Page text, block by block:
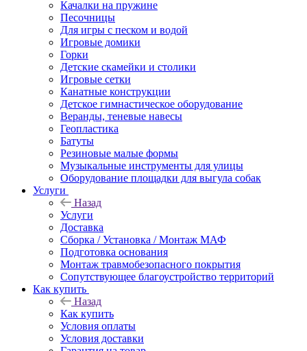
Качалки на пружине
Песочницы
Для игры с песком и водой
Игровые домики
Горки
Детские скамейки и столики
Игровые сетки
Канатные конструкции
Детское гимнастическое оборудование
Веранды, теневые навесы
Геопластика
Батуты
Резиновые малые формы
Музыкальные инструменты для улицы
Оборудование площадки для выгула собак
Услуги
Назад
Услуги
Доставка
Сборка / Установка / Монтаж МАФ
Подготовка основания
Монтаж травмобезопасного покрытия
Сопутствующее благоустройство территорий
Как купить
Назад
Как купить
Условия оплаты
Условия доставки